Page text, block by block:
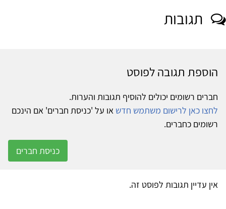
תגובות
הוספת תגובה לפוסט
חברים רשומים יכולים להוסיף תגובות והערות.
לחצו כאן לרישום משתמש חדש או על 'כניסת חברים' אם הינכם
רשומים כחברים.
כניסת חברים
אין עדיין תגובות לפוסט זה.